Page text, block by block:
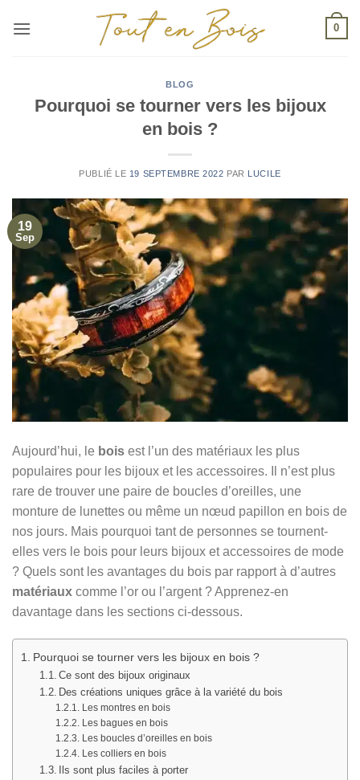
0
BLOG
Pourquoi se tourner vers les bijoux
en bois ?
PUBLIÉ LE 19 SEPTEMBRE 2022 PAR LUCILE
19
Sep
Aujourd’hui, le bois est l’un des matériaux les plus
populaires pour les bijoux et les accessoires. Il n’est plus
rare de trouver une paire de boucles d’oreilles, une
monture de lunettes ou même un nœud papillon en bois de
nos jours. Mais pourquoi tant de personnes se tournent-
elles vers le bois pour leurs bijoux et accessoires de mode
? Quels sont les avantages du bois par rapport à d’autres
matériaux comme l’or ou l’argent ? Apprenez-en
davantage dans les sections ci-dessous.
Pourquoi se tourner vers les bijoux en bois ?
Ce sont des bijoux originaux
Des créations uniques grâce à la variété du bois
Les montres en bois
Les bagues en bois
Les boucles d’oreilles en bois
Les colliers en bois
Ils sont plus faciles à porter